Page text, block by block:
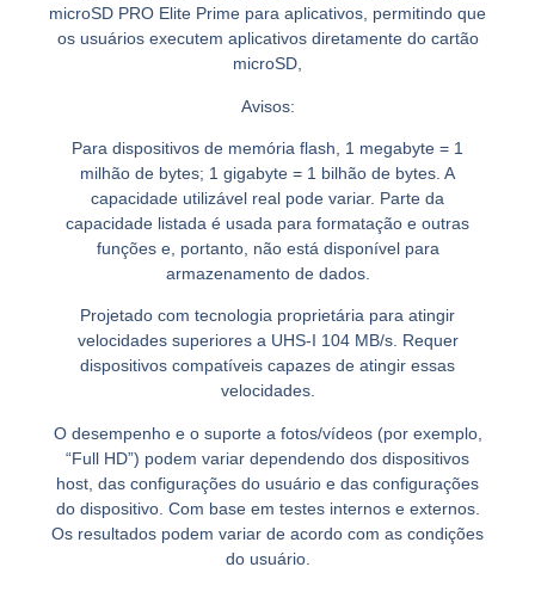
microSD PRO Elite Prime para aplicativos, permitindo que
os usuários executem aplicativos diretamente do cartão
microSD,
Avisos:
Para dispositivos de memória flash, 1 megabyte = 1
milhão de bytes; 1 gigabyte = 1 bilhão de bytes. A
capacidade utilizável real pode variar. Parte da
capacidade listada é usada para formatação e outras
funções e, portanto, não está disponível para
armazenamento de dados.
Projetado com tecnologia proprietária para atingir
velocidades superiores a UHS-I 104 MB/s. Requer
dispositivos compatíveis capazes de atingir essas
velocidades.
O desempenho e o suporte a fotos/vídeos (por exemplo,
“Full HD”) podem variar dependendo dos dispositivos
host, das configurações do usuário e das configurações
do dispositivo. Com base em testes internos e externos.
Os resultados podem variar de acordo com as condições
do usuário.